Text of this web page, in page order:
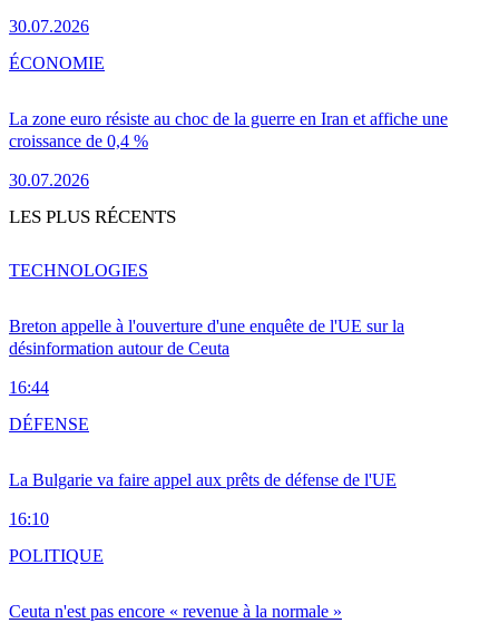
30.07.2026
La zone euro résiste au choc de la guerre en Iran et affiche une
croissance de 0,4 %
30.07.2026
ÉCONOMIE
LES PLUS RÉCENTS
Breton appelle à l'ouverture d'une enquête de l'UE sur la
désinformation autour de Ceuta
16:44
TECHNOLOGIES
La Bulgarie va faire appel aux prêts de défense de l'UE
16:10
DÉFENSE
Ceuta n'est pas encore « revenue à la normale »
POLITIQUE